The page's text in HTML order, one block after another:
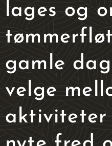
lages og
gamle
velge
aktiviteter